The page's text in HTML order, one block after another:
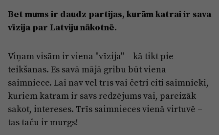
Bet mums ir daudz partijas, kurām katrai ir sava
vīzija par Latviju nākotnē.
Viņam visām ir viena "vīzija" – kā tikt pie
teikšanas. Es savā mājā gribu būt viena
saimniece. Lai nav vēl trīs vai četri citi saimnieki,
kuriem katram ir savs redzējums vai, pareizāk
sakot, intereses. Trīs saimnieces vienā virtuvē –
tas taču ir murgs!